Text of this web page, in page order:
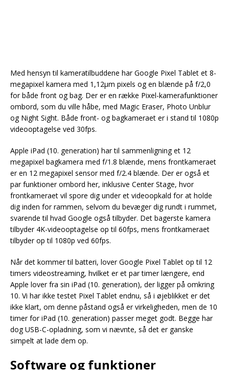
Med hensyn til kameratilbuddene har Google Pixel Tablet et 8-
megapixel kamera med 1,12µm pixels og en blænde på f/2,0
for både front og bag. Der er en række Pixel-kamerafunktioner
ombord, som du ville håbe, med Magic Eraser, Photo Unblur
og Night Sight. Både front- og bagkameraet er i stand til 1080p
videooptagelse ved 30fps.
Apple iPad (10. generation) har til sammenligning et 12
megapixel bagkamera med f/1.8 blænde, mens frontkameraet
er en 12 megapixel sensor med f/2.4 blænde. Der er også et
par funktioner ombord her, inklusive Center Stage, hvor
frontkameraet vil spore dig under et videoopkald for at holde
dig inden for rammen, selvom du bevæger dig rundt i rummet,
svarende til hvad Google også tilbyder. Det bagerste kamera
tilbyder 4K-videooptagelse op til 60fps, mens frontkameraet
tilbyder op til 1080p ved 60fps.
Når det kommer til batteri, lover Google Pixel Tablet op til 12
timers videostreaming, hvilket er et par timer længere, end
Apple lover fra sin iPad (10. generation), der ligger på omkring
10. Vi har ikke testet Pixel Tablet endnu, så i øjeblikket er det
ikke klart, om denne påstand også er virkeligheden, men de 10
timer for iPad (10. generation) passer meget godt. Begge har
dog USB-C-opladning, som vi nævnte, så det er ganske
simpelt at lade dem op.
Software og funktioner